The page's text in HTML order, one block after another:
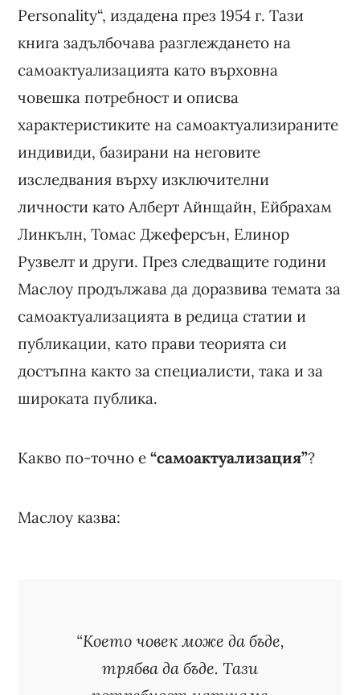
Personality“, издадена през 1954 г. Тази
книга задълбочава разглеждането на
самоактуализацията като върховна
човешка потребност и описва
характеристиките на самоактуализираните
индивиди, базирани на неговите
изследвания върху изключителни
личности като Алберт Айнщайн, Ейбрахам
Линкълн, Томас Джеферсън, Елинор
Рузвелт и други. През следващите години
Маслоу продължава да доразвива темата за
самоактуализацията в редица статии и
публикации, като прави теорията си
достъпна както за специалисти, така и за
широката публика.
Какво по-точно е“самоактуализация”?
Маслоу казва:
“Което човек може да бъде,
трябва да бъде. Тази